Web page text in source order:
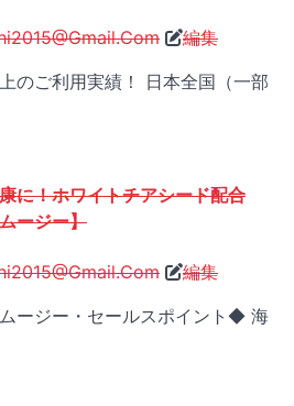
編集
のご利用実績！ 日本全国（一部
に！ホワイトチアシード配合
ージー】
編集
ージー・セールスポイント◆ 海